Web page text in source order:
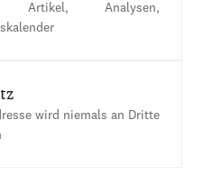
Artikel, Analysen,
wird niemals an Dritte